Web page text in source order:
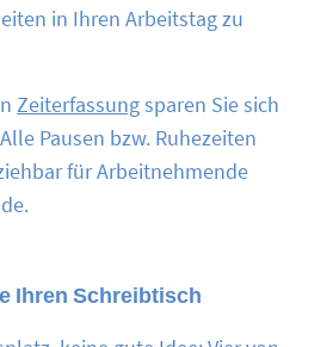
in Ihren Arbeitstag zu
Zeiterfassungsparen Sie sich
Pausen bzw. Ruhezeiten
für Arbeitnehmende
Ihren Schreibtisch